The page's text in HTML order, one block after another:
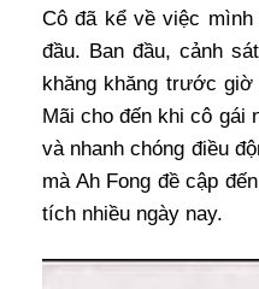
Cô đã kể về việc
đầu. Ban đầu, cảnh
khăng khăng trước
Mãi cho đến khi cô gái
và nhanh chóng điều
mà Ah Fong đề cập
tích nhiều ngày nay.